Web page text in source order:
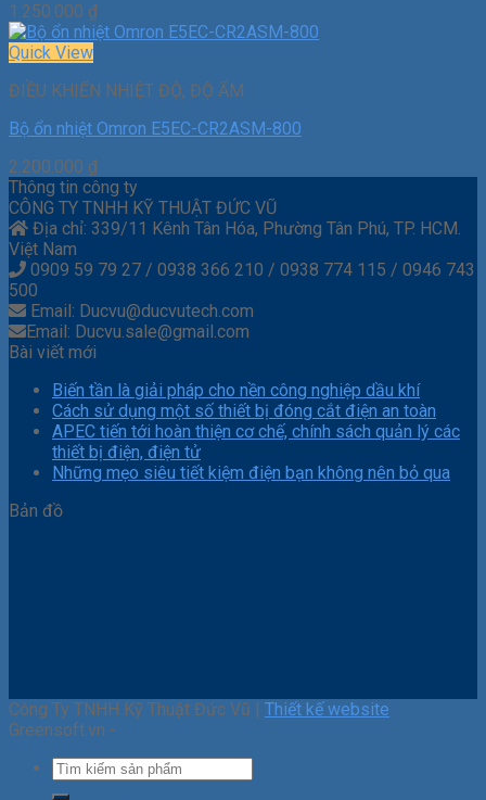
1.250.000 ₫
Quick View
ĐIỀU KHIỂN NHIỆT ĐỘ, ĐỘ ẨM
Bộ ổn nhiệt Omron E5EC-CR2ASM-800
2.200.000 ₫
Thông tin công ty
CÔNG TY TNHH KỸ THUẬT ĐỨC VŨ
Địa chỉ: 339/11 Kênh Tân Hóa, Phường Tân Phú, TP. HCM.
Việt Nam
0909 59 79 27 / 0938 366 210 / 0938 774 115 / 0946 743
500
Email: Ducvu@ducvutech.com
Email: Ducvu.sale@gmail.com
Bài viết mới
Biến tần là giải pháp cho nền công nghiệp dầu khí
Cách sử dụng một số thiết bị đóng cắt điện an toàn
APEC tiến tới hoàn thiện cơ chế, chính sách quản lý các
thiết bị điện, điện tử
Những mẹo siêu tiết kiệm điện bạn không nên bỏ qua
Bản đồ
Công Ty TNHH Kỹ Thuật Đức Vũ | Thiết kế website
Greensoft.vn -